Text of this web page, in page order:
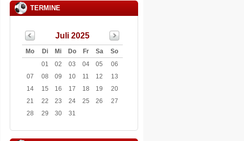
TERMINE
Juli 2025
Mo Di Mi Do Fr Sa
So
01
02 03 04 05
06
07
08 09 10 11 12
13
14
15 16 17 18 19
20
21
22 23 24 25 26
27
28
29 30 31